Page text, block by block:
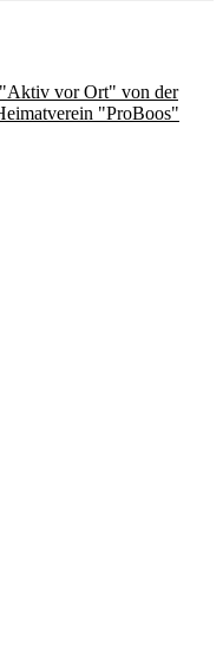
vor Ort" von der
"ProBoos"